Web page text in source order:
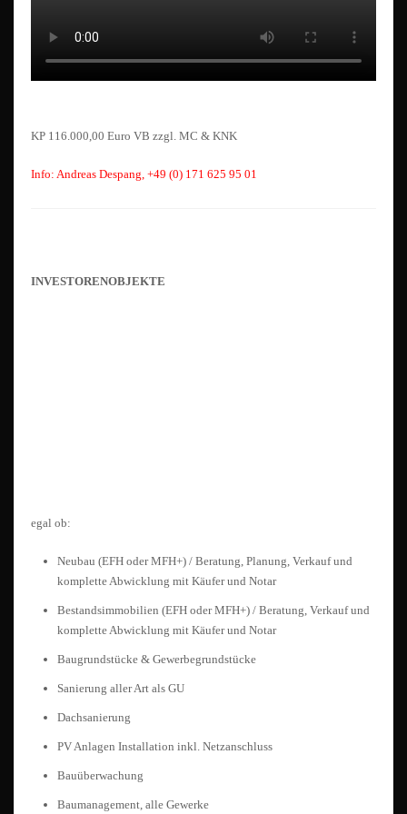
KP 116.000,00 Euro VB zzgl. MC & KNK
Info: Andreas Despang, +49 (0) 171 625 95 01
INVESTORENOBJEKTE
egal ob:
Neubau (EFH oder MFH+) / Beratung, Planung, Verkauf und
komplette Abwicklung mit Käufer und Notar
Bestandsimmobilien (EFH oder MFH+) / Beratung, Verkauf und
komplette Abwicklung mit Käufer und Notar
Baugrundstücke & Gewerbegrundstücke
Sanierung aller Art als GU
Dachsanierung
PV Anlagen Installation inkl. Netzanschluss
Bauüberwachung
Baumanagement, alle Gewerke